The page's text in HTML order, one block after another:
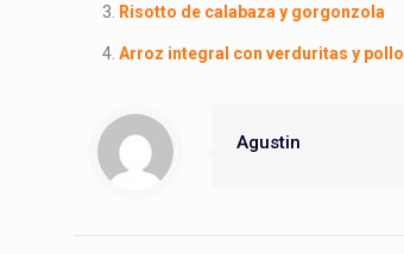
Risotto de calabaza y gorgonzola
Arroz integral con verduritas y pollo
Agustin